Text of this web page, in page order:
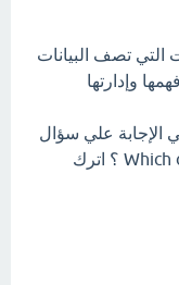
التي تصف البيانات
وإدارتها
الإجابة علي سؤال
Which of the following describes metadata ؟ اترك